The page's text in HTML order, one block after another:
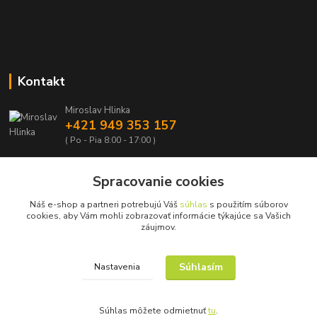
Kontakt
Miroslav Hlinka
+421 949 353 157
( Po - Pia 8:00 - 17:00 )
Upravit sběr cookies.
© Copyright 2015 – 2026
Spracovanie cookies
Náš e-shop a partneri potrebujú Váš súhlas s použitím súborov
cookies, aby Vám mohli zobrazovať informácie týkajúce sa Vašich
záujmov.
Nastavenia Súhlasím
Súhlas môžete odmietnuťtu.